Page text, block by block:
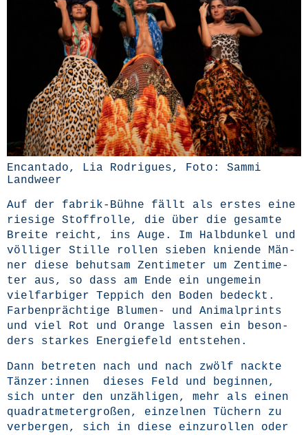
Encan­ta­do, Lia Rodri­gues, Foto: Sam­mi
Landweer
Auf der fabrik-Büh­ne fällt als ers­tes eine
rie­si­ge Stoff­rol­le, die über die gesam­te
Brei­te reicht, ins Auge. Im Halb­dun­kel und
völ­li­ger Stil­le rol­len sie­ben knien­de Män­
ner die­se behut­sam Zen­ti­me­ter um Zen­ti­me­
ter aus, so dass am Ende ein unge­mein
viel­far­bi­ger Tep­pich den Boden bedeckt.
Far­ben­präch­ti­ge Blu­men- und Ani­mal­prints
und viel Rot und Oran­ge las­sen ein beson­
ders star­kes Ener­gie­feld entstehen.
Dann betre­ten nach und nach zwölf nack­te
Tänzer:innen die­ses Feld und begin­nen,
sich unter den unzäh­li­gen, mehr als einen
qua­drat­me­ter­gro­ßen, ein­zel­nen Tüchern zu
ver­ber­gen, sich in die­se ein­zu­rol­len oder